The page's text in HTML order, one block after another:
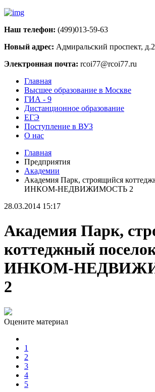
Наш телефон: (499)013-59-63
Новый адрес: Адмиральский проспект, д.2
Электронная почта: rcoi77@rcoi77.ru
Главная
Высшее образование в Москве
ГИА - 9
Дистанционное образование
ЕГЭ
Поступление в ВУЗ
О нас
Главная
Предприятия
Академии
Академия Парк, строящийся
ИНКОМ-НЕДВИЖИМОСТЬ 2
28.03.2014 15:17
Академия Парк,
коттеджный
ИНКОМ-
2
Оцените материал
1
2
3
4
5